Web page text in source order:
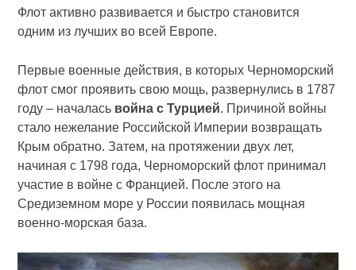
Флот активно развивается и быстро становится
одним из лучших во всей Европе.
Первые военные действия, в которых Черноморский
флот смог проявить свою мощь, развернулись в 1787
году – началась война с Турцией. Причиной войны
стало нежелание Российской Империи возвращать
Крым обратно. Затем, на протяжении двух лет,
начиная с 1798 года, Черноморский флот принимал
участие в войне с Францией. После этого на
Средиземном море у России появилась мощная
военно-морская база.